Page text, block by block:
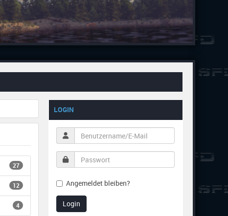
27
12
4
LOGIN
Angemeldet bleiben?
Login